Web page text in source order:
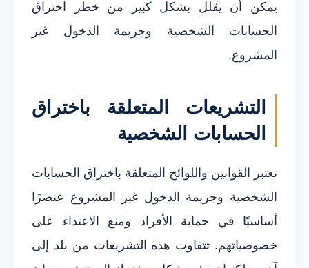
يمكن أن يقلل بشكل كبير من خطر اختراق
الحسابات الشخصية وجريمة الدخول غير
المشروع.
التشريعات المتعلقة باختراق
الحسابات الشخصية
تعتبر القوانين واللوائح المتعلقة باختراق الحسابات
الشخصية وجريمة الدخول غير المشروع عنصرًا
أساسيًا في حماية الأفراد ومنع الاعتداء على
خصوصياتهم. تتفاوت هذه التشريعات من بلد إلى